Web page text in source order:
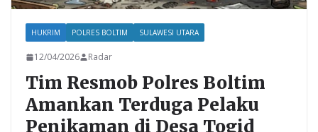
HUKRIM POLRES BOLTIM SULAWESI UTARA
12/04/2026 Radar
Tim Resmob Polres Boltim
Amankan Terduga Pelaku
Penikaman di Desa Togid